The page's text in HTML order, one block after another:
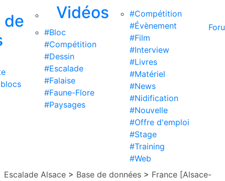
de
Vidéos
#Bloc
#Compétition
#Dessin
#Escalade
#Falaise
#Faune-Flore
#Paysages
#Compétition
#Évènement
#Film
#Interview
#Livres
#Matériel
#News
#Nidification
#Nouvelle
#Offre d'emploi
#Stage
#Training
#Web
Escalade Alsace > Base de données > France [Alsace-